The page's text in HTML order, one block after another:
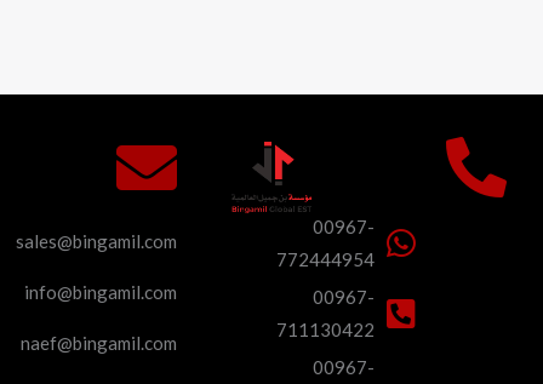
00967-
772444954
00967-
711130422
00967-
sales@bingamil.com
info@bingamil.com
naef@bingamil.com